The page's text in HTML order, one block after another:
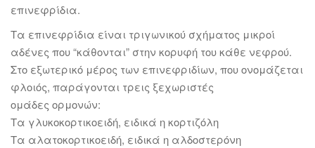
επινεφρίδια.
Τα επινεφρίδια είναι τριγωνικού σχήματος μικροί
αδένες που “κάθονται” στην κορυφή του κάθε νεφρoύ.
Στο εξωτερικό μέρος των επινεφριδίων, που ονομάζεται
φλοιός, παράγονται τρεις ξεχωριστές
ομάδες ορμονών:
Τα γλυκοκορτικοειδή, ειδικά η κορτιζόλη
Τα αλατοκορτικοειδή, ειδικά η αλδοστερόνη